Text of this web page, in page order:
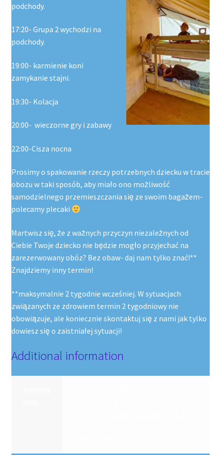
podchody.
17:20- Grupa 2 wychodzi na
podchody.
19:00- karmienie koni
zamykanie stajni.
19:30- Kolacja
20:00- wieczorne gry i zabawy
22:00-Cisza nocna
Prosimy o spakowanie rzeczy potrzebnych dziecku w tracie
obozu w taki sposób, aby miało ono możliwość
samodzielnego przemieszczania się ze swoim bagażem-
polecamy plecaki
Martwisz się, że z ważnych przyczyn niezależnych od
Ciebie Twoje dziecko nie będzie mogło przyjechać na
zarezerwowany obóz? Bez obaw- daj nam tylko znać!**
Znajdziemy inny termin!
**maksymalnie 2 tygodnie wcześniej. W sytuacjach
związanych ze zdrowiem termin 2 tygodniowy nie
obowiązuje, ale koniecznie skontaktuj się z nami jak tylko
dowiesz się o zaistniałej sytuacji!
Additional information